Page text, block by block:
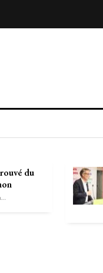
du
Sébastien-Étienne Marechal